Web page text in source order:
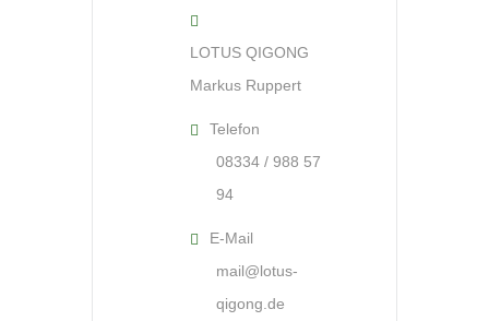
LOTUS QIGONG
Markus Ruppert
Telefon
08334 / 988 57
94
E-Mail
mail@lotus-
qigong.de